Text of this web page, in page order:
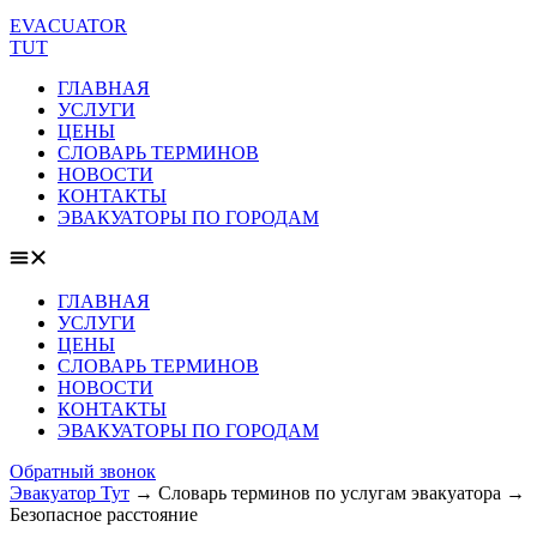
EVACUATOR
TUT
ГЛАВНАЯ
УСЛУГИ
ЦЕНЫ
СЛОВАРЬ ТЕРМИНОВ
НОВОСТИ
КОНТАКТЫ
ЭВАКУАТОРЫ ПО ГОРОДАМ
ГЛАВНАЯ
УСЛУГИ
ЦЕНЫ
СЛОВАРЬ ТЕРМИНОВ
НОВОСТИ
КОНТАКТЫ
ЭВАКУАТОРЫ ПО ГОРОДАМ
Обратный звонок
Эвакуатор Тут → Словарь терминов по услугам эвакуатора →
Безопасное расстояние